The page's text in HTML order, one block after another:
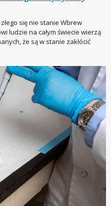
się nie stanie Wbrew
ludzie na całym świecie wierzą
że są w stanie zakłócić